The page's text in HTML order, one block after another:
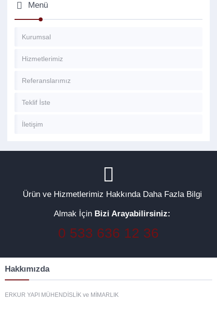
Menü
Kurumsal
Hizmetlerimiz
Referanslarımız
Teklif İste
İletişim
Ürün ve Hizmetlerimiz Hakkında Daha Fazla Bilgi
Almak İçin Bizi Arayabilirsiniz:
0 533 636 12 36
Hakkımızda
ERKUR YAPI MÜHENDİSLİK ve MİMARLIK